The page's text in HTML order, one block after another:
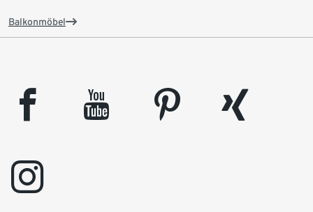
Balkonmöbel
facebook youtube pinterest
xing
instagram